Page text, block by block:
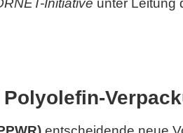
Initiative unter Leitung
Polyolefin-